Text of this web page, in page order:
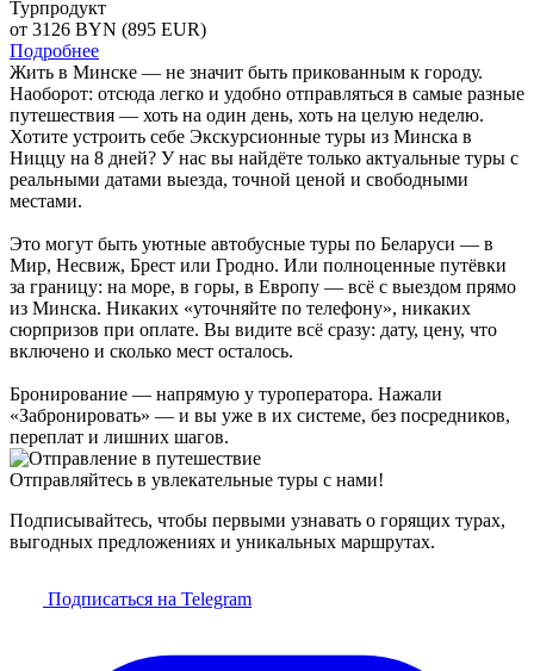
Турпродукт
от 3126 BYN (895 EUR)
Подробнее
Жить в Минске — не значит быть прикованным к городу.
Наоборот: отсюда легко и удобно отправляться в самые разные
путешествия — хоть на один день, хоть на целую неделю.
Хотите устроить себе Экскурсионные туры из Минска в
Ниццу на 8 дней? У нас вы найдёте только актуальные туры с
реальными датами выезда, точной ценой и свободными
местами.
Это могут быть уютные автобусные туры по Беларуси — в
Мир, Несвиж, Брест или Гродно. Или полноценные путёвки
за границу: на море, в горы, в Европу — всё с выездом прямо
из Минска. Никаких «уточняйте по телефону», никаких
сюрпризов при оплате. Вы видите всё сразу: дату, цену, что
включено и сколько мест осталось.
Бронирование — напрямую у туроператора. Нажали
«Забронировать» — и вы уже в их системе, без посредников,
переплат и лишних шагов.
Отправляйтесь в увлекательные туры с нами!
Подписывайтесь, чтобы первыми узнавать о горящих турах,
выгодных предложениях и уникальных маршрутах.
Подписаться на Telegram